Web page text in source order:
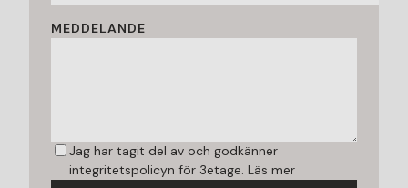
MEDDELANDE
Jag har tagit del av och godkänner
integritetspolicyn för 3etage. Läs mer